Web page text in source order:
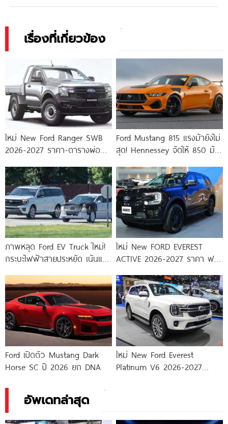
เรื่องที่เกี่ยวข้อง
ใหม่ New Ford Ranger SWB
2026-2027 ราคา-ตารางผ่อน-
Ford Mustang 815 แรงม้ายังไม่
สุด! Hennessey จัดให้ 850 ม้า
ภาพหลุด Ford EV Truck ใหม่!
กระบะไฟฟ้าสายประหยัด เน้นแอ
ใหม่ New FORD EVEREST
ACTIVE 2026-2027 ราคา ฟ
Ford เปิดตัว Mustang Dark
Horse SC ปี 2026 ยก DNA
ใหม่ New Ford Everest
Platinum V6 2026-2027
อัพเดทล่าสุด